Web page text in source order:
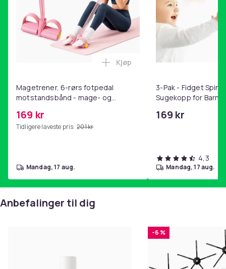
Magetrener, 6-rørs fotpedal
motstandsbånd - mage- og
hjemmegymnastikk Pink
169 kr
Tidligere laveste pris: 201 kr
Legg Magetrener, 6-rørs
Kjøp
mandag, 17 aug.
3-Pak - Fidget
Sugekopp for Barn
169 kr
4,3
mandag, 17 aug.
Anbefalinger til dig
-6 %